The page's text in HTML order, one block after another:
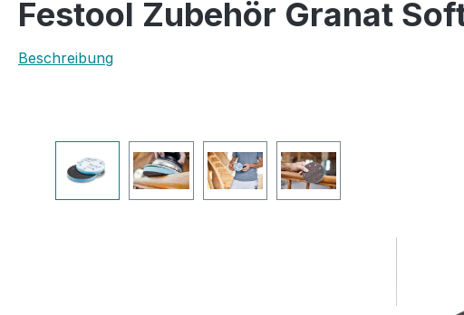
Festool Zubehör Granat
Beschreibung
Bildergalerie überspringen